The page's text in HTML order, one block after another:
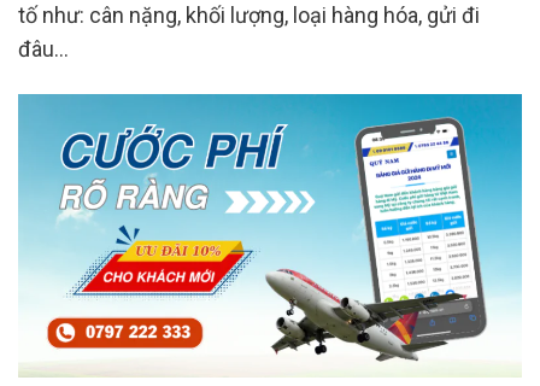
tố như: cân nặng, khối lượng, loại hàng hóa, gửi đi
đâu…